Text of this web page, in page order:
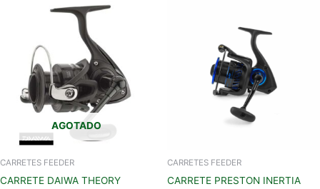
AGOTADO
CARRETES FEEDER
CARRETE DAIWA THEORY
CARRETES FEEDER
CARRETE PRESTON INERTIA